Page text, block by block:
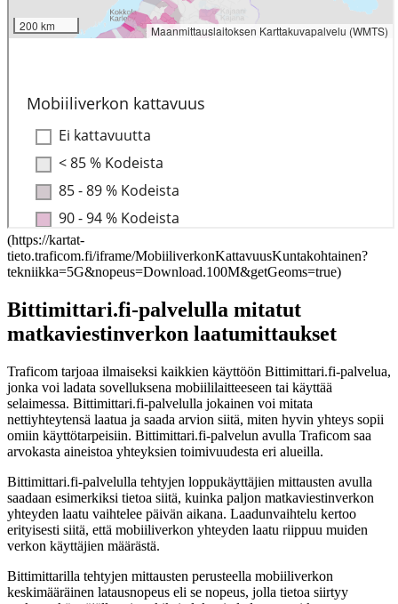
(https://kartat-
tieto.traficom.fi/iframe/MobiiliverkonKattavuusKuntakohtainen?
tekniikka=5G&nopeus=Download.100M&getGeoms=true)
Bittimittari.fi-palvelulla mitatut
matkaviestinverkon laatumittaukset
Traficom tarjoaa ilmaiseksi kaikkien käyttöön Bittimittari.fi-palvelua,
jonka voi ladata sovelluksena mobiililaitteeseen tai käyttää
selaimessa. Bittimittari.fi-palvelulla jokainen voi mitata
nettiyhteytensä laatua ja saada arvion siitä, miten hyvin yhteys sopii
omiin käyttötarpeisiin. Bittimittari.fi-palvelun avulla Traficom saa
arvokasta aineistoa yhteyksien toimivuudesta eri alueilla.
Bittimittari.fi-palvelulla tehtyjen loppukäyttäjien mittausten avulla
saadaan esimerkiksi tietoa siitä, kuinka paljon matkaviestinverkon
yhteyden laatu vaihtelee päivän aikana. Laadunvaihtelu kertoo
erityisesti siitä, että mobiiliverkon yhteyden laatu riippuu muiden
verkon käyttäjien määrästä.
Bittimittarilla tehtyjen mittausten perusteella mobiiliverkon
keskimääräinen latausnopeus eli se nopeus, jolla tietoa siirtyy